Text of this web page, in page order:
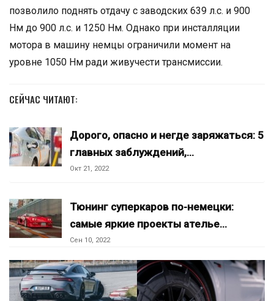
позволило поднять отдачу с заводских 639 л.с. и 900
Нм до 900 л.с. и 1250 Нм. Однако при инсталляции
мотора в машину немцы ограничили момент на
уровне 1050 Нм ради живучести трансмиссии.
СЕЙЧАС ЧИТАЮТ:
Дорого, опасно и негде заряжаться: 5
главных заблуждений,…
Окт 21, 2022
Тюнинг суперкаров по-немецки:
самые яркие проекты ателье…
Сен 10, 2022